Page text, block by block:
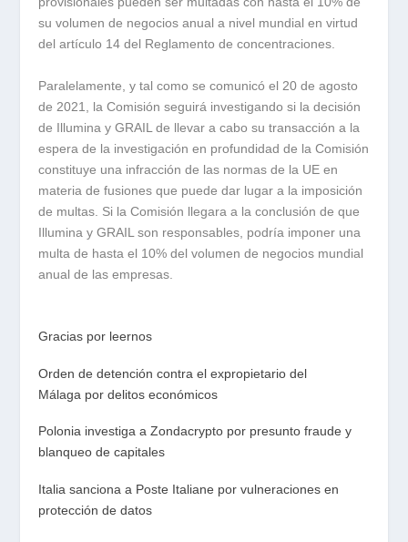
su volumen de negocios anual a nivel mundial en virtud
del artículo 14 del Reglamento de concentraciones.
Paralelamente, y tal como se comunicó el 20 de agosto
de 2021, la Comisión seguirá investigando si la decisión
de Illumina y GRAIL de llevar a cabo su transacción a la
espera de la investigación en profundidad de la Comisión
constituye una infracción de las normas de la UE en
materia de fusiones que puede dar lugar a la imposición
de multas. Si la Comisión llegara a la conclusión de que
Illumina y GRAIL son responsables, podría imponer una
multa de hasta el 10% del volumen de negocios mundial
anual de las empresas.
Gracias por leernos
Orden de detención contra el expropietario del
Málaga por delitos económicos
Polonia investiga a Zondacrypto por presunto fraude y
blanqueo de capitales
Italia sanciona a Poste Italiane por vulneraciones en
protección de datos